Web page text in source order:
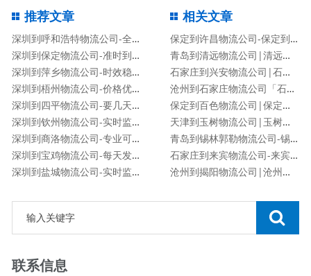
推荐文章
深圳到呼和浩特物流公司-全境派送「时效稳定」
深圳到保定物流公司-准时到达「时间多久」
深圳到萍乡物流公司-时效稳定「免费取件」
深圳到梧州物流公司-价格优惠「丢损必赔」
深圳到四平物流公司-要几天时间「按时送达」
深圳到钦州物流公司-实时监控「送货上门」
深圳到商洛物流公司-专业可靠「保证时效」
深圳到宝鸡物流公司-每天发车「保价运输」
深圳到盐城物流公司-实时监控「送货上门」
相关文章
保定到许昌物流公司-保定到许昌货运专线
青岛到清远物流公司|清远专线
石家庄到兴安物流公司|石家庄到兴安货运专线
沧州到石家庄物流公司「石家庄专线」
保定到百色物流公司|保定到百色货运专线
天津到玉树物流公司|玉树专线
青岛到锡林郭勒物流公司-锡林郭勒专线
石家庄到来宾物流公司-来宾专线
沧州到揭阳物流公司|沧州到揭阳物流专线
联系信息